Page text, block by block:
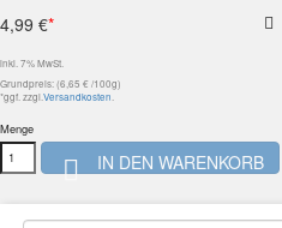
4,99 €*
inkl. 7% MwSt.
Grundpreis: (6,65 € /100g)
*ggf. zzgl.Versandkosten
Menge
 IN DEN WARENKORB